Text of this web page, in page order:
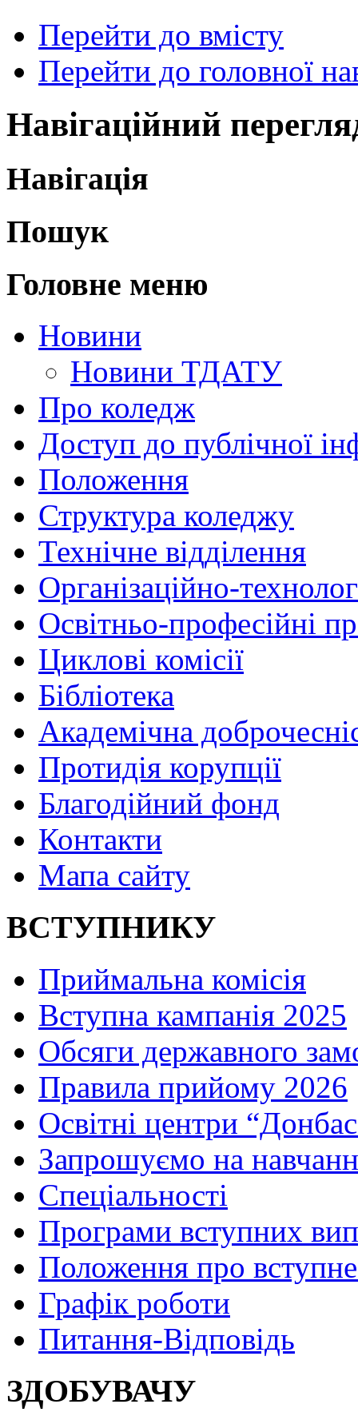
Перейти до вмісту
Перейти до головної
Навігаційний
Навігація
Пошук
Головне меню
Новини
Новини ТДАТУ
Про коледж
Доступ до публічної
Положення
Структура коледжу
Технічне відділення
Організаційно-
Освітньо-професійні
Циклові комісії
Бібліотека
Академічна
Протидія корупції
Благодійний фонд
Контакти
Мапа сайту
ВСТУПНИКУ
Приймальна комісія
Вступна кампанія 2025
Обсяги державного
Правила прийому 2026
Освітні центри
Запрошуємо на
Спеціальності
Програми вступних
Положення про
Графік роботи
Питання-Відповідь
ЗДОБУВАЧУ